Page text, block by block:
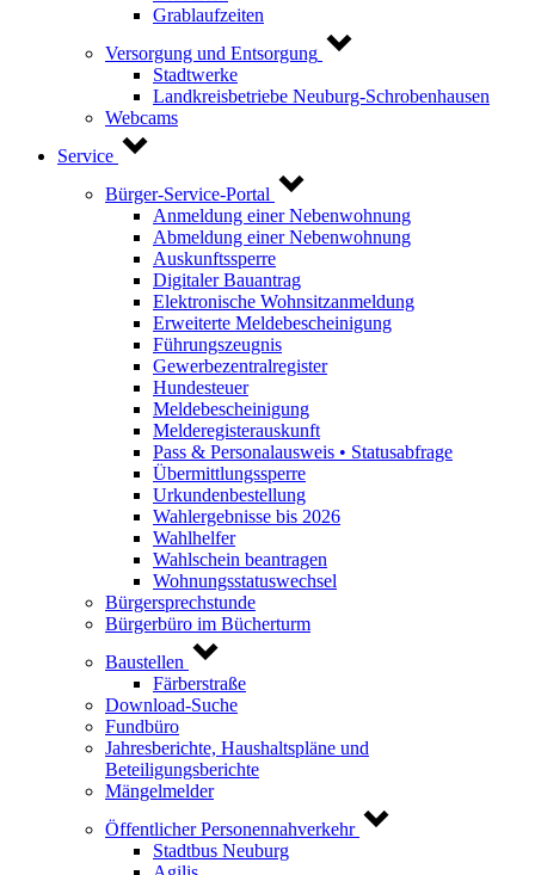
Grablaufzeiten
Versorgung und Entsorgung
Stadtwerke
Landkreisbetriebe Neuburg-Schrobenhausen
Webcams
Service
Bürger-Service-Portal
Anmeldung einer Nebenwohnung
Abmeldung einer Nebenwohnung
Auskunftssperre
Digitaler Bauantrag
Elektronische Wohnsitzanmeldung
Erweiterte Meldebescheinigung
Führungszeugnis
Gewerbezentralregister
Hundesteuer
Meldebescheinigung
Melderegisterauskunft
Pass & Personalausweis • Statusabfrage
Übermittlungssperre
Urkundenbestellung
Wahlergebnisse bis 2026
Wahlhelfer
Wahlschein beantragen
Wohnungsstatuswechsel
Bürgersprechstunde
Bürgerbüro im Bücherturm
Baustellen
Färberstraße
Download-Suche
Fundbüro
Jahresberichte, Haushaltspläne und
Beteiligungsberichte
Mängelmelder
Öffentlicher Personennahverkehr
Stadtbus Neuburg